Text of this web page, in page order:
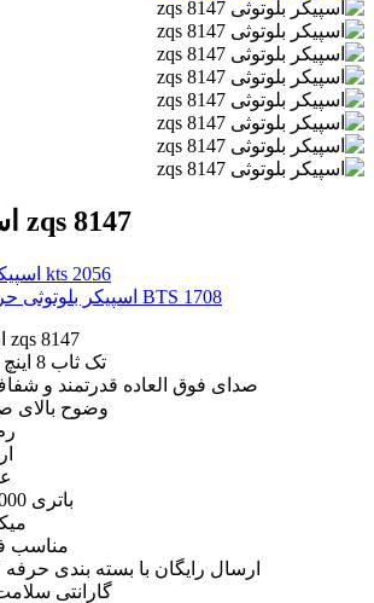
اسپیکر بلوتوثی zqs 8147
اسپیکر بلوتوثی zqs 8147
تک ثاب 8 اینچ به همراه تیوتر
صدای فوق العاده قدرتمند و
وضوح بالای
باتری 3000 میلی امپری
مناسب فضا
ارسال رایگان با بسته بندی
گارانتی